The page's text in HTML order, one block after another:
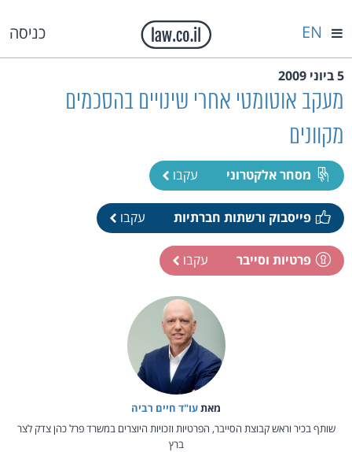
כניסה EN
5 ביוני 2009
מעקב אוטומטי אחרי שינויים בהסכמים
מקוונים
מסחר אלקטרוני עקבו
פייסבוק ורשתות חברתיות עקבו
פרטיות וסייבר עקבו
מאת‏עו"ד חיים רביה
שותף בכיר וראש קבוצת הסייבר, הפרטיות וזכויות היוצרים במשרד פרל כהן צדק לצר
ברץ